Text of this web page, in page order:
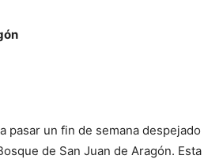
pasar un fin de semana despejado
de San Juan de Aragón. Esta